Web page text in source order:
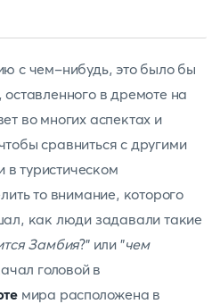
с чем-нибудь, это было бы
в дремоте на
во многих аспектах и
сравниться с другими
туристическом
то внимание, которого
как люди задавали такие
Замбия?" или "чем
головой в
мира расположена в